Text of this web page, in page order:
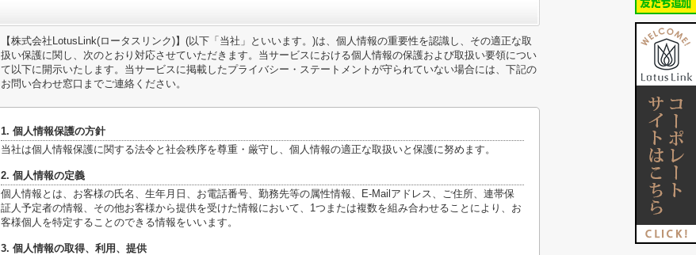
【株式会社LotusLink(ロータスリンク)】(以下「当社」といいます。)は、個人情報の重要性を認識し、その適正な取
扱い保護に関し、次のとおり対応させていただきます。当サービスにおける個人情報の保護および取扱い要領につい
て以下に開示いたします。当サービスに掲載したプライバシー・ステートメントが守られていない場合には、下記の
お問い合わせ窓口までご連絡ください。
1. 個人情報保護の方針
当社は個人情報保護に関する法令と社会秩序を尊重・厳守し、個人情報の適正な取扱いと保護に努めます。
2. 個人情報の定義
個人情報とは、お客様の氏名、生年月日、お電話番号、勤務先等の属性情報、E-Mailアドレス、ご住所、連帯保
証人予定者の情報、その他お客様から提供を受けた情報において、1つまたは複数を組み合わせることにより、お
客様個人を特定することのできる情報をいいます。
3. 個人情報の取得、利用、提供